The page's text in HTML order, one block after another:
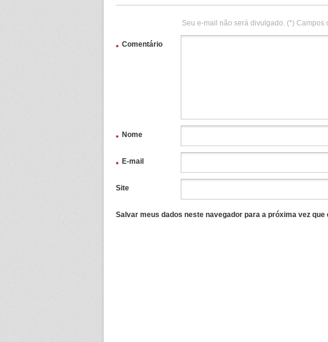
Seu e-mail não será divulgado. (*) Campos
Comentário
*
Nome
*
E-mail
*
Site
Salvar meus dados neste navegador para a próxima vez que